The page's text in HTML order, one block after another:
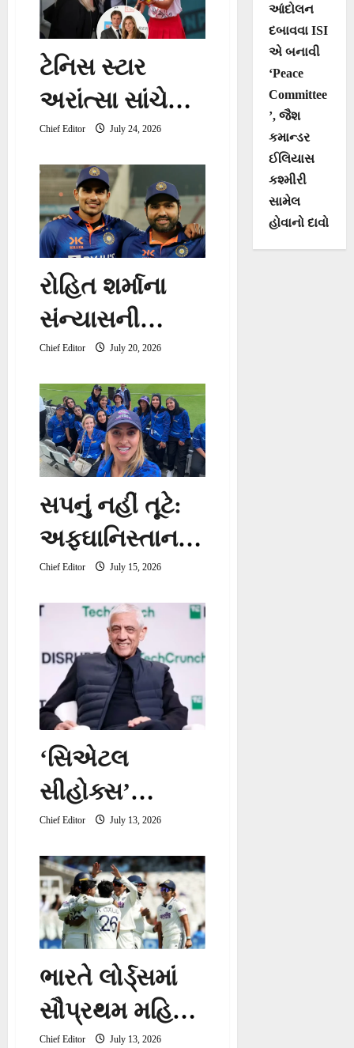
પટકાયા, પીઠ
અને ગરદનમાં
ગંભીર ઈજા
ટેનિસ સ્ટાર
અરાંત્સા સાંચેઝ
વિકારિયોને પૂર્વ
પતિએ છેતરી,
400 કરોડ
ગુમાવ્યા
Chief Editor July 24, 2026
રોહિત શર્માના
સંન્યાસની
અફવાઓ પર
કેપ્ટન શુભમન
ગિલે તોડ્યું મૌન,
આપ્યું મોટું
નિવેદન
Chief Editor July 20, 2026
સપનું નહીં તૂટે:
અફઘાનિસ્તાનની
રેફ્યુજી મહિલા
ક્રિકેટરો માટે
ICCનો મોટો
નિર્ણય
Chief Editor July 15, 2026
‘સિએટલ
સીહોક્સ’
ખરીદનાર
ભારતીય મૂળના
અબજોપતિ
વિનોદ ખોસલા
Chief Editor July 13, 2026
ભારતે લોર્ડ્સમાં
સૌપ્રથમ મહિલા
Chief Editor July 13, 2026
આંદોલન
દબાવવા ISI
એ બનાવી
‘Peace
Committee
’, જૈશ
કમાન્ડર
ઈલિયાસ
કશ્મીરી
સામેલ
હોવાનો દાવો